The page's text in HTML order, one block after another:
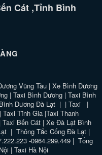
Cát ,Tỉnh Bình
Vũng Tàu | Xe Bình Dương
| Taxi Bình Dương | Taxi Bình
Dương Đà Lạt | | Taxi
|
| Taxi Tĩnh Gia |Taxi Thanh
| Taxi Bến Cát | Xe Đà Lạt Bình
| Thông Tắc Cống Đà Lạt |
-0964.299.449 | Tổng
| Taxi Hà Nội